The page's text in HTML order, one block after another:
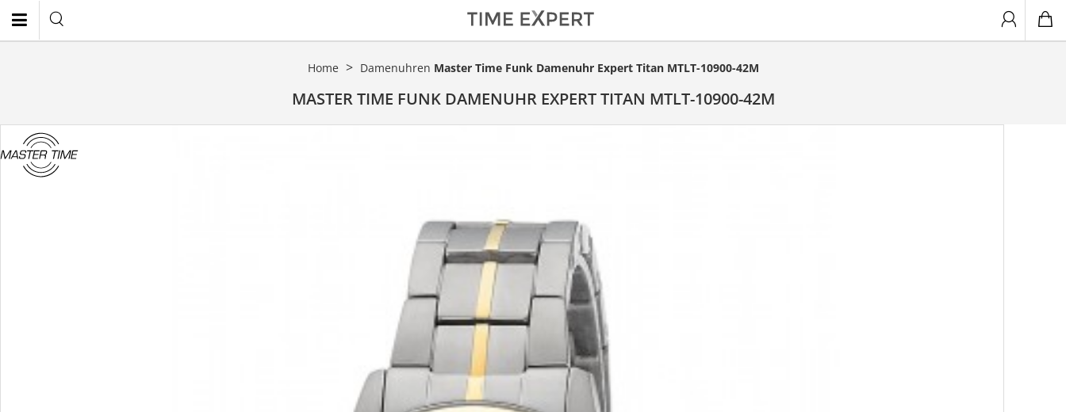
Home Damenuhren Master Time Funk Damenuhr Expert Titan MTLT-10900-42M
MASTER TIME FUNK DAMENUHR EXPERT TITAN MTLT-10900-42M